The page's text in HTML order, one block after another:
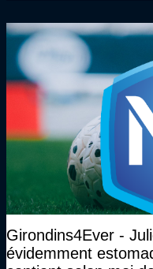
Girondins4Ever -
évidemment